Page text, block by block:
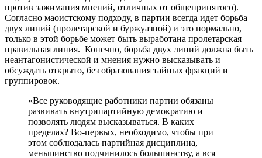
против зажимания мнений, отличных от общепринятого).
Согласно маоистскому подходу, в партии всегда идет борьба
двух линий (пролетарской и буржуазной) и это нормально,
только в этой борьбе может быть выработана пролетарская
правильная линия. Конечно, борьба двух линий должна быть
неантагонистической и мнения нужно высказывать и
обсуждать открыто, без образования тайных фракций и
группировок.
«Все руководящие работники партии обязаны
развивать внутрипартийную демократию и
позволять людям высказываться. В каких
пределах? Во-первых, необходимо, чтобы при
этом соблюдалась партийная дисциплина,
меньшинство подчинилось большинству, а вся